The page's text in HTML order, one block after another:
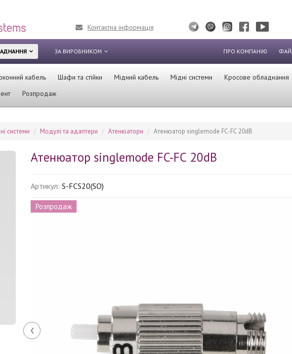
Контактна інформація
ЗА ВИРОБНИКОМ ПРО КОМПАНІЮ
кабель Шафи та стійки Мідний кабель Мідні системи
Кросове обладнання
Розпродаж
системи Модулі та адаптери Атенюатори Атенюатор singlemode FC-FC 20dB
Атенюатор singlemode FC-FC 20dB
Артикул: S-FCS20(SO)
Розпродаж
‹